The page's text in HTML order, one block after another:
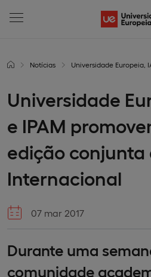
Notícias Universidade Europeia, IADE e IPAM
Universidade
e IPAM
edição conjunta
Internacional
07 mar 2017
Durante uma
comunidade